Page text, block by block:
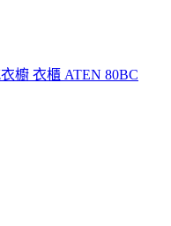
櫥 衣櫃 ATEN 80BC